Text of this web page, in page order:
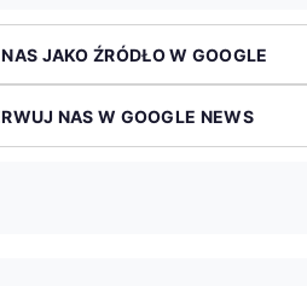
JAKO ŹRÓDŁO W GOOGLE
NAS W GOOGLE NEWS